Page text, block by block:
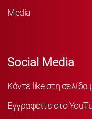
Media
Social Media
Κάντε like στη σελίδα
Εγγραφείτε στο